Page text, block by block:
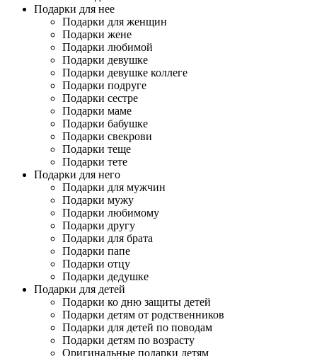
Подарки для нее
Подарки для женщин
Подарки жене
Подарки любимой
Подарки девушке
Подарки девушке коллеге
Подарки подруге
Подарки сестре
Подарки маме
Подарки бабушке
Подарки свекрови
Подарки теще
Подарки тете
Подарки для него
Подарки для мужчин
Подарки мужу
Подарки любимому
Подарки другу
Подарки для брата
Подарки папе
Подарки отцу
Подарки дедушке
Подарки для детей
Подарки ко дню защиты детей
Подарки детям от родственников
Подарки для детей по поводам
Подарки детям по возрасту
Оригинальные подарки детям